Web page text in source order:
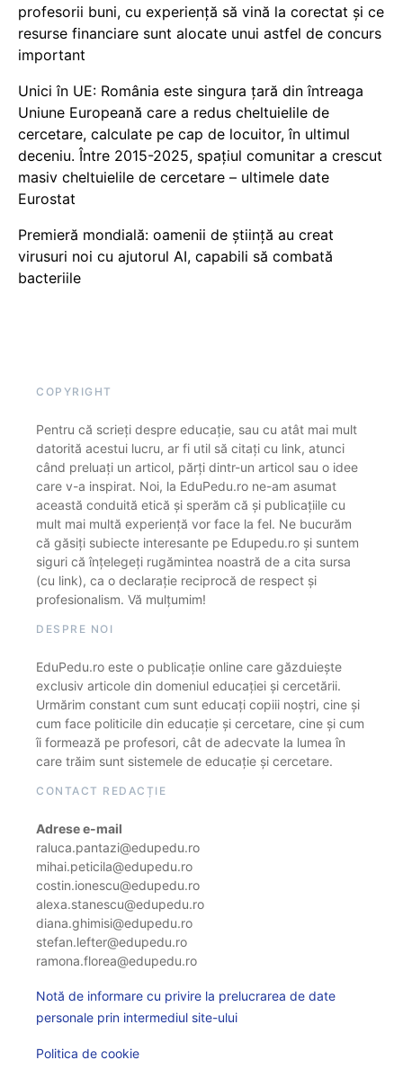
profesorii buni, cu experiență să vină la corectat și ce
resurse financiare sunt alocate unui astfel de concurs
important
Unici în UE: România este singura țară din întreaga
Uniune Europeană care a redus cheltuielile de
cercetare, calculate pe cap de locuitor, în ultimul
deceniu. Între 2015-2025, spațiul comunitar a crescut
masiv cheltuielile de cercetare – ultimele date
Eurostat
Premieră mondială: oamenii de știință au creat
virusuri noi cu ajutorul AI, capabili să combată
bacteriile
COPYRIGHT
Pentru că scrieți despre educație, sau cu atât mai mult
datorită acestui lucru, ar fi util să citați cu link, atunci
când preluați un articol, părți dintr-un articol sau o idee
care v-a inspirat. Noi, la EduPedu.ro ne-am asumat
această conduită etică și sperăm că și publicațiile cu
mult mai multă experiență vor face la fel. Ne bucurăm
că găsiți subiecte interesante pe Edupedu.ro și suntem
siguri că înțelegeți rugămintea noastră de a cita sursa
(cu link), ca o declarație reciprocă de respect și
profesionalism. Vă mulțumim!
DESPRE NOI
EduPedu.ro este o publicație online care găzduiește
exclusiv articole din domeniul educației și cercetării.
Urmărim constant cum sunt educați copiii noștri, cine și
cum face politicile din educație și cercetare, cine și cum
îi formează pe profesori, cât de adecvate la lumea în
care trăim sunt sistemele de educație și cercetare.
CONTACT REDACȚIE
Adrese e-mail
raluca.pantazi@edupedu.ro
mihai.peticila@edupedu.ro
costin.ionescu@edupedu.ro
alexa.stanescu@edupedu.ro
diana.ghimisi@edupedu.ro
stefan.lefter@edupedu.ro
ramona.florea@edupedu.ro
Notă de informare cu privire la prelucrarea de date
personale prin intermediul site-ului
Politica de cookie